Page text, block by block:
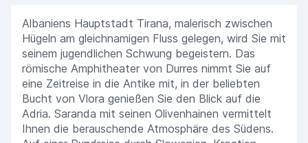
Albaniens Hauptstadt Tirana, malerisch zwischen
Hügeln am gleichnamigen Fluss gelegen, wird Sie mit
seinem jugendlichen Schwung begeistern. Das
römische Amphitheater von Durres nimmt Sie auf
eine Zeitreise in die Antike mit, in der beliebten
Bucht von Vlora genießen Sie den Blick auf die
Adria. Saranda mit seinen Olivenhainen vermittelt
Ihnen die berauschende Atmosphäre des Südens.